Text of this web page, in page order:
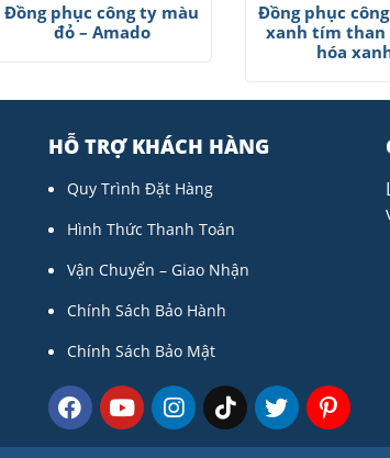
Đồng phục công ty màu
đỏ – Amado
Đồng phục
xanh tím than
hóa
HỖ TRỢ KHÁCH HÀNG
Quy Trình Đặt Hàng
Hình Thức Thanh Toán
Vận Chuyển – Giao Nhận
Chính Sách Bảo Hành
Chính Sách Bảo Mật